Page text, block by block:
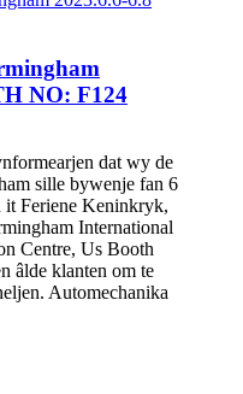
NO: F124
dat wy de
sille bywenje fan 6
Feriene Keninkryk,
International
Centre, Us Booth
âlde klanten om te
Automechanika